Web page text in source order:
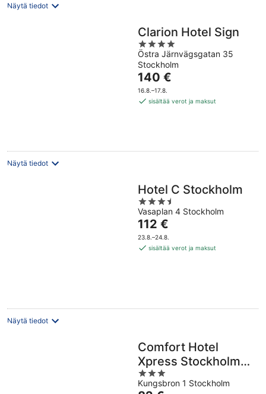
Näytä tiedot
Clarion Hotel Sign
4
out
of
5
Östra Järnvägsgatan 35
Stockholm
Hinta
on
140 €
140 €
16.8.–17.8.
sisältää verot ja maksut
Näytä tiedot
Hotel C Stockholm
3.5
out
of
5
Vasaplan 4 Stockholm
Hinta
on
112 €
112 €
23.8.–24.8.
sisältää verot ja maksut
Näytä tiedot
Comfort Hotel
Xpress Stockholm
Central
3
out
Kungsbron 1 Stockholm